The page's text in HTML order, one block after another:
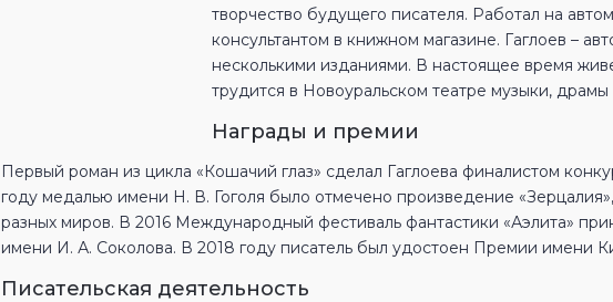
творчество будущего писателя. Работал на
консультантом в книжном магазине. Гаглоев –
несколькими изданиями. В настоящее время
трудится в Новоуральском театре музыки,
Награды и премии
Первый роман из цикла «Кошачий глаз» сделал Гаглоева финалистом
году медалью имени Н. В. Гоголя было отмечено произведение
разных миров. В 2016 Международный фестиваль фантастики «Аэлита»
имени И. А. Соколова. В 2018 году писатель был удостоен Премии имени
Писательская деятельность